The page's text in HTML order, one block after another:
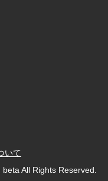
いて
All Rights Reserved.